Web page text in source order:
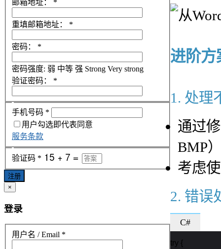
进阶方
1. 处理
通过
BMP
考虑
2. 错误
C#
try {
邮箱地址： *
重填邮箱地址： *
密码： *
密码强度: 弱 中等 强 Strong Very strong
验证密码：
*
手机号码 *
用户勾选即代表同意
服务条款
验证码 *
注册
×
登录
用户名 / Email *